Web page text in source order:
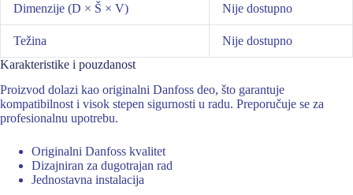
Dimenzije (D × Š × V) Nije dostupno
Težina
Nije dostupno
Karakteristike i pouzdanost
Proizvod dolazi kao originalni Danfoss deo, što garantuje
kompatibilnost i visok stepen sigurnosti u radu. Preporučuje se za
profesionalnu upotrebu.
Originalni Danfoss kvalitet
Dizajniran za dugotrajan rad
Jednostavna instalacija